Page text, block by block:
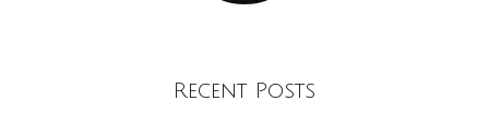
Recent Posts